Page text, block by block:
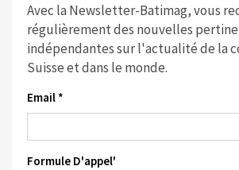
Avec la Newsletter-Batimag, vous
régulièrement des nouvelles
indépendantes sur l'actualité de la
Suisse et dans le monde.
Email *
Formule D'appel'